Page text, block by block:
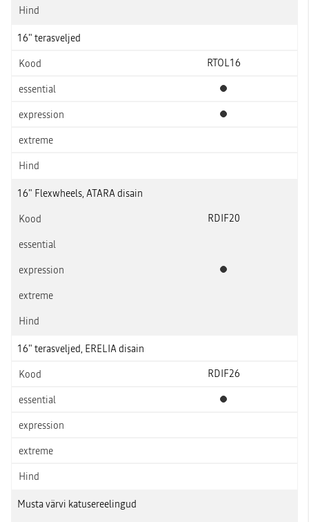
16" terasveljed
RTOL16
Standardvarustus
Standardvarustus
16" Flexwheels, ATARA disain
RDIF20
Standardvarustus
16" terasveljed, ERELIA disain
RDIF26
Standardvarustus
Musta värvi katusereelingud